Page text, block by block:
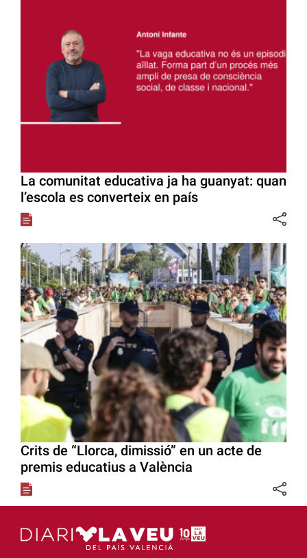
La comunitat educativa ja ha guanyat: quan
l’escola es converteix en país
Crits de “Llorca, dimissió” en un acte de
premis educatius a València